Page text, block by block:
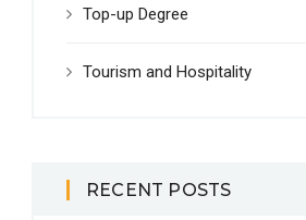
Top-up Degree
Tourism and Hospitality
RECENT POSTS